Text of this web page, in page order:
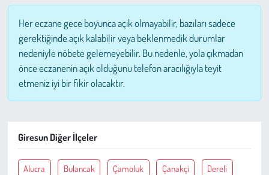
Her eczane gece boyunca açık olmayabilir, bazıları sadece
gerektiğinde açık kalabilir veya beklenmedik durumlar
nedeniyle nöbete gelemeyebilir. Bu nedenle, yola çıkmadan
önce eczanenin açık olduğunu telefon aracılığıyla teyit
etmeniz iyi bir fikir olacaktır.
Giresun Diğer İlçeler
Alucra Bulancak Çamoluk Çanakçi Dereli
Kültür Sanat
Bilim - Teknoloji
İnsan Hakları
Hayvan Hakları
Galeri